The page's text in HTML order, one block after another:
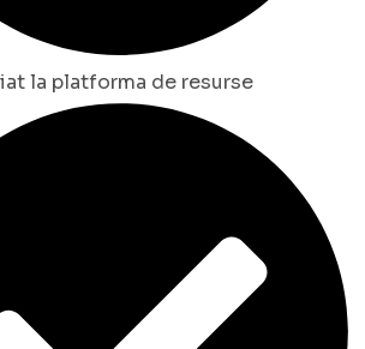
la platforma de resurse